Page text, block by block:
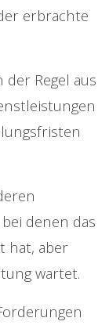
erbrachte
Regel aus
denen das
hat, aber
wartet.